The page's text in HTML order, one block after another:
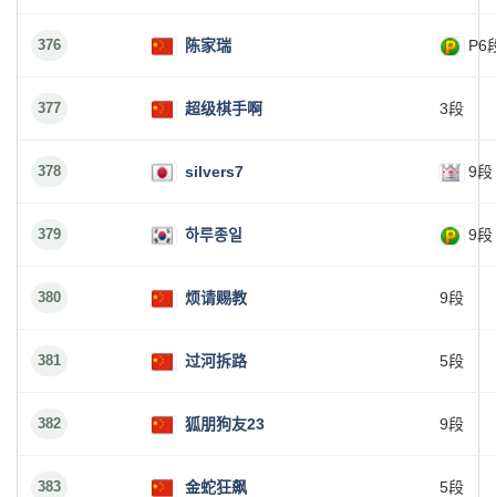
376 陈家瑞 P6
377 超级棋手啊 3段
378 silvers7 9段
379 하루종일 9段
380 烦请赐教 9段
381 过河拆路 5段
382 狐朋狗友23 9段
383 金蛇狂飙 5段